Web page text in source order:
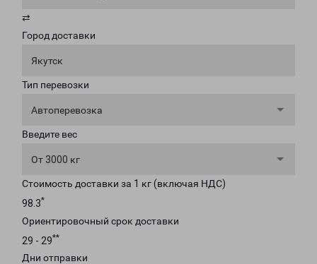
⇄
Город доставки
Якутск
Тип перевозки
Автоперевозка
Введите вес
От 3000 кг
Стоимость доставки за 1 кг (включая НДС)
98.3*
Ориентировочный срок доставки
29 - 29**
Дни отправки